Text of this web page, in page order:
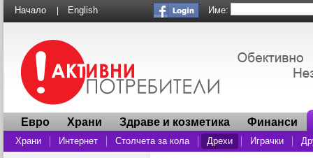
Начало English Име:
Евро Храни Здраве и козметика Финанси
Храни Интернет Столчета за кола Дрехи Играчки